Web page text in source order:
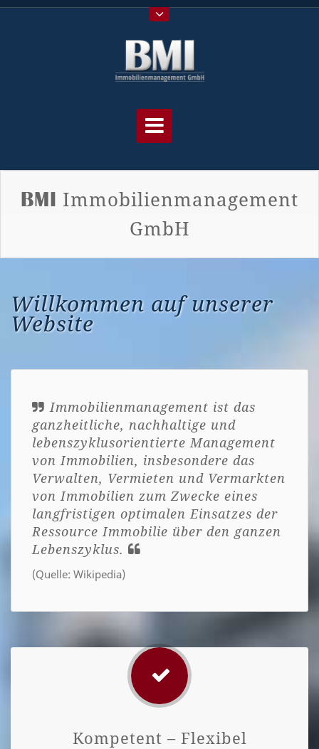
BMI Immobilienmanagement
GmbH
Willkommen auf unserer
Website
Immobilienmanagement ist das
ganzheitliche, nachhaltige und
lebenszyklusorientierte Management
von Immobilien, insbesondere das
Verwalten, Vermieten und Vermarkten
von Immobilien zum Zwecke eines
langfristigen optimalen Einsatzes der
Ressource Immobilie über den ganzen
Lebenszyklus.
(Quelle: Wikipedia)
Kompetent – Flexibel